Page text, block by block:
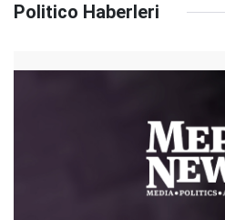
Politico Haberleri